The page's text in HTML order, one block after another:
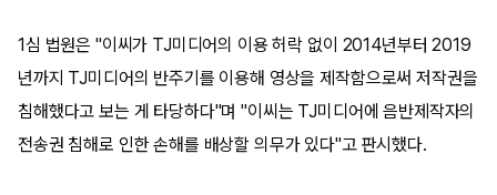
1심 법원은 "이씨가 TJ미디어의 이용 허락 없이 2014년부터 2019
년까지 TJ미디어의 반주기를 이용해 영상을 제작함으로써 저작권을
침해했다고 보는 게 타당하다"며 "이씨는 TJ미디어에 음반제작자의
전송권 침해로 인한 손해를 배상할 의무가 있다"고 판시했다.